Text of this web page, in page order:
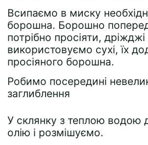
Всипаємо в миску
борошна. Борошно
потрібно просіяти,
використовуємо сухі, їх
просіяного борошна.
Робимо посередині
заглиблення
У склянку з теплою водою
олію і розмішуємо.